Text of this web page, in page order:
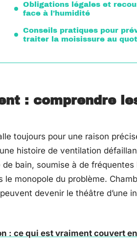
Obligations légales et
face à l’humidité
Conseils pratiques pour
traiter la moisissure au
: comprendre
toujours pour une raison
histoire de ventilation
bain, soumise à de fréquentes
le monopole du problème.
devenir le théâtre d’une
: ce qui est vraiment couvert